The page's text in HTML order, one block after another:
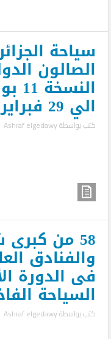
سياحة
الصالون
الي 29 فبراير الجاري
كتب بواسطةAshraf elgedawy
58 من
والفنادق
فى الدورة
السياحة
كتب بواسطةAshraf elgedawy